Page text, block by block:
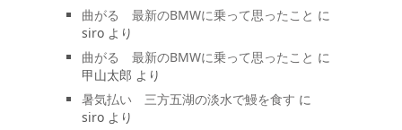
曲がる 最新のBMWに乗って思ったこと に
siro より
曲がる 最新のBMWに乗って思ったこと に
甲山太郎 より
暑気払い 三方五湖の淡水で鰻を食す に
siro より